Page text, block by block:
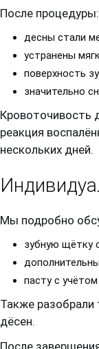
После процедуры:
десны стали
устранены
поверхность
значительно
Кровоточивость
реакция
нескольких дней.
Мы подробно
зубную щётку
пасту с
Также разобрали
дёсен.
После